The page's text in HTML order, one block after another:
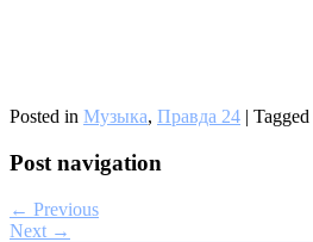
Posted in Музыка, Правда 24 | Tagged
Post navigation
← Previous
Next →